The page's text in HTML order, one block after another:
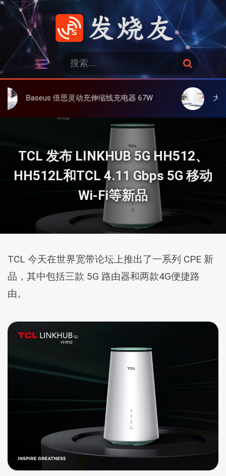
跳
发烧友
：
搜
索
倍思灵动充伸缩线充电器 67W 3C，超耐用可伸缩线、氮化镓、3C多设备同时充 大上 Paperlike 13K
TCL 发布 LINKHUB 5G HH512、
HH512L和TCL 4.11 Gbps 5G 移动
Wi-Fi等新品
TCL 今天在世界宽带论坛上推出了一系列 CPE 新
品，其中包括三款 5G 路由器和两款4G便捷路
由。